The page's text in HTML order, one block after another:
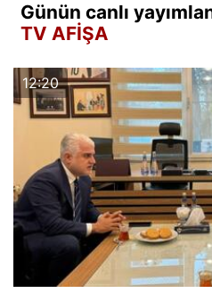
Günün canlı
TV AFİŞA
12:20